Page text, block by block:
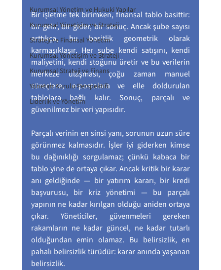
Kurumsal Yönetim ve Hukuki Yapılar
Kurumsal Yönetişim ve Strateji
Strateji ve Finansal Yönetim
Kurumsal Yönetişim ve Strateji
Kurumsal Strateji ve Finans
Yönetim Kurulu Perspektifi
Liderlik ve Yönetim
Bir işletme tek birimken, finansal tablo basittir:
bir gelir, bir gider, bir sonuç. Ancak şube sayısı
arttıkça, bu basitlik geometrik olarak
karmaşıklaşır. Her şube kendi satışını, kendi
maliyetini, kendi stoğunu üretir ve bu verilerin
merkeze ulaşması, çoğu zaman manuel
süreçlere, e-postalara ve elle doldurulan
tablolara bağlı kalır. Sonuç, parçalı ve
güvenilmez bir veri yapısıdır.
Parçalı verinin en sinsi yanı, sorunun uzun süre
görünmez kalmasıdır. İşler iyi giderken kimse
bu dağınıklığı sorgulamaz; çünkü kabaca bir
tablo yine de ortaya çıkar. Ancak kritik bir karar
anı geldiğinde — bir yatırım kararı, bir kredi
başvurusu, bir kriz yönetimi — bu parçalı
yapının ne kadar kırılgan olduğu aniden ortaya
çıkar. Yöneticiler, güvenmeleri gereken
rakamların ne kadar güncel, ne kadar tutarlı
olduğundan emin olamaz. Bu belirsizlik, en
pahalı belirsizlik türüdür: karar anında yaşanan
belirsizlik.